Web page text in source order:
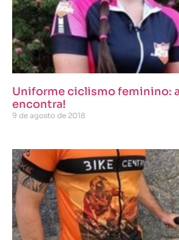
Uniforme ciclismo feminino:
encontra!
9 de agosto de 2018